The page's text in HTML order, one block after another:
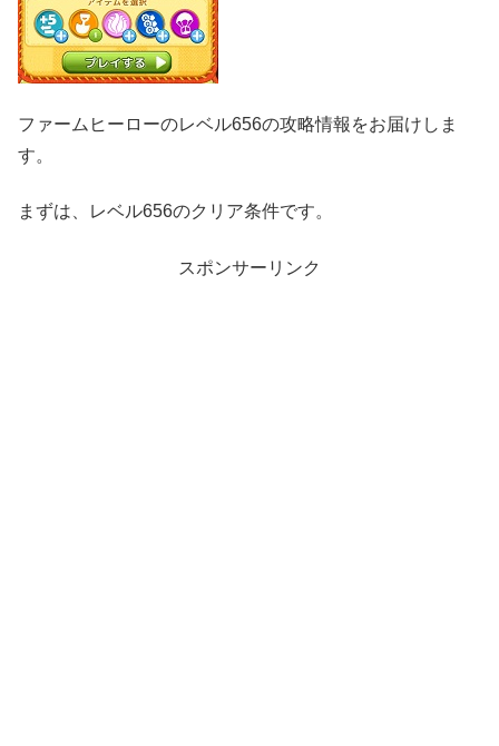
ファームヒーローのレベル656の攻略情報をお届けしま
す。
まずは、レベル656のクリア条件です。
スポンサーリンク